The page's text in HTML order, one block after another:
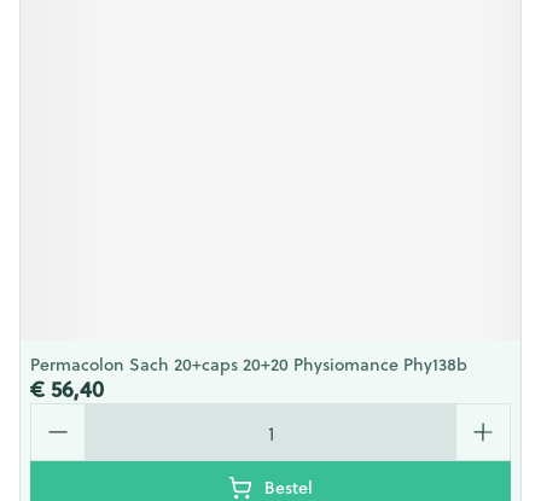
Permacolon Sach 20+caps 20+20 Physiomance Phy138b
€ 56,40
Aantal
Bestel